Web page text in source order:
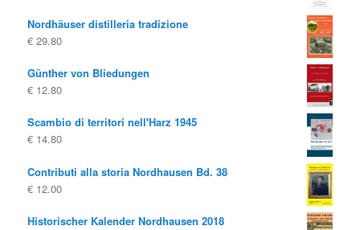
Nordhäuser distilleria tradizione
€ 29.80
Günther von Bliedungen
€ 12.80
Scambio di territori nell'Harz 1945
€ 14.80
Contributi alla storia Nordhausen Bd. 38
€ 12.00
Historischer Kalender Nordhausen 2018